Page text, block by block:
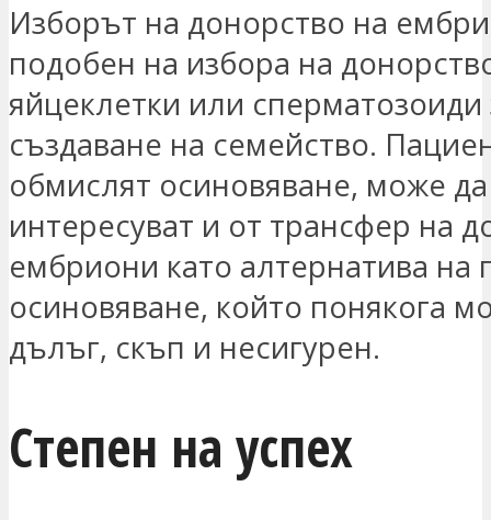
Изборът на донорство на
подобен на избора на
яйцеклетки или сперматозоиди
създаване на семейство.
обмислят осиновяване, може
интересуват и от трансфер на
ембриони като алтернатива на
осиновяване, който понякога
дълъг, скъп и несигурен.
Степен на успех